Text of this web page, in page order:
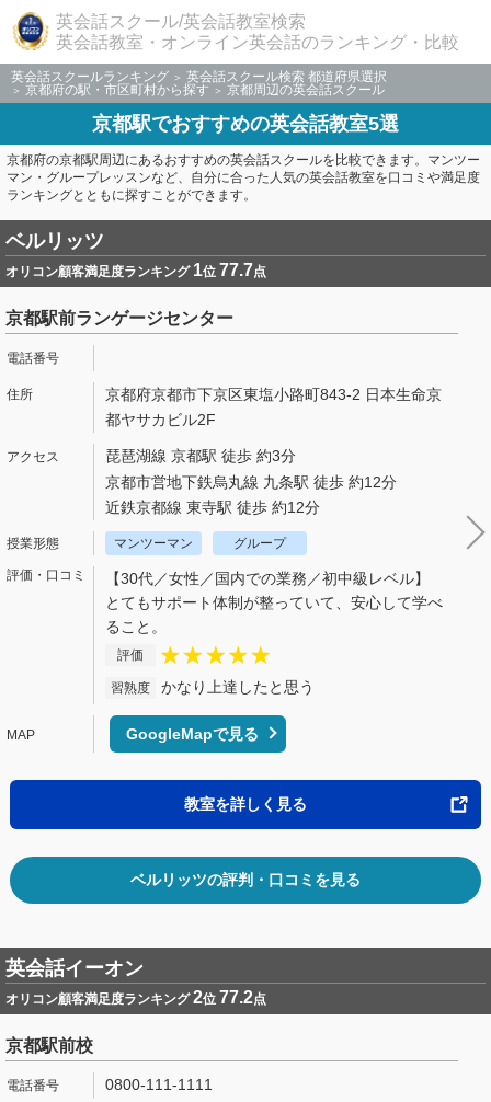
英会話スクール/英会話教室検索
英会話教室・オンライン英会話のランキング・比較
英会話スクールランキング
英会話スクール検索 都道府県選択
京都府の駅・市区町村から探す
京都周辺の英会話スクール
京都駅でおすすめの英会話教室5選
京都府の京都駅周辺にあるおすすめの英会話スクールを比較できます。マンツー
マン・グループレッスンなど、自分に合った人気の英会話教室を口コミや満足度
ランキングとともに探すことができます。
ベルリッツ
オリコン顧客満足度ランキング 1位 77.7点
京都駅前ランゲージセンター
京都府京都市下京区東塩小路町843-2 日本生命京
都ヤサカビル2F
琵琶湖線 京都駅 徒歩 約3分
京都市営地下鉄烏丸線 九条駅 徒歩 約12分
近鉄京都線 東寺駅 徒歩 約12分
マンツーマン グループ
【30代／女性／国内での業務／初中級レベル】
とてもサポート体制が整っていて、安心して学べ
ること。
評価
習熟度 かなり上達したと思う
GoogleMapで見る
教室を詳しく見る
ベルリッツの評判・口コミを見る
英会話イーオン
オリコン顧客満足度ランキング2位 77.2点
京都駅前校
0800-111-1111